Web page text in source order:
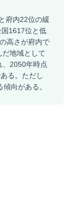
府内22位の緩
1617位と低
高さが府内で
地域として
、2050年時点
る。ただし
向がある。